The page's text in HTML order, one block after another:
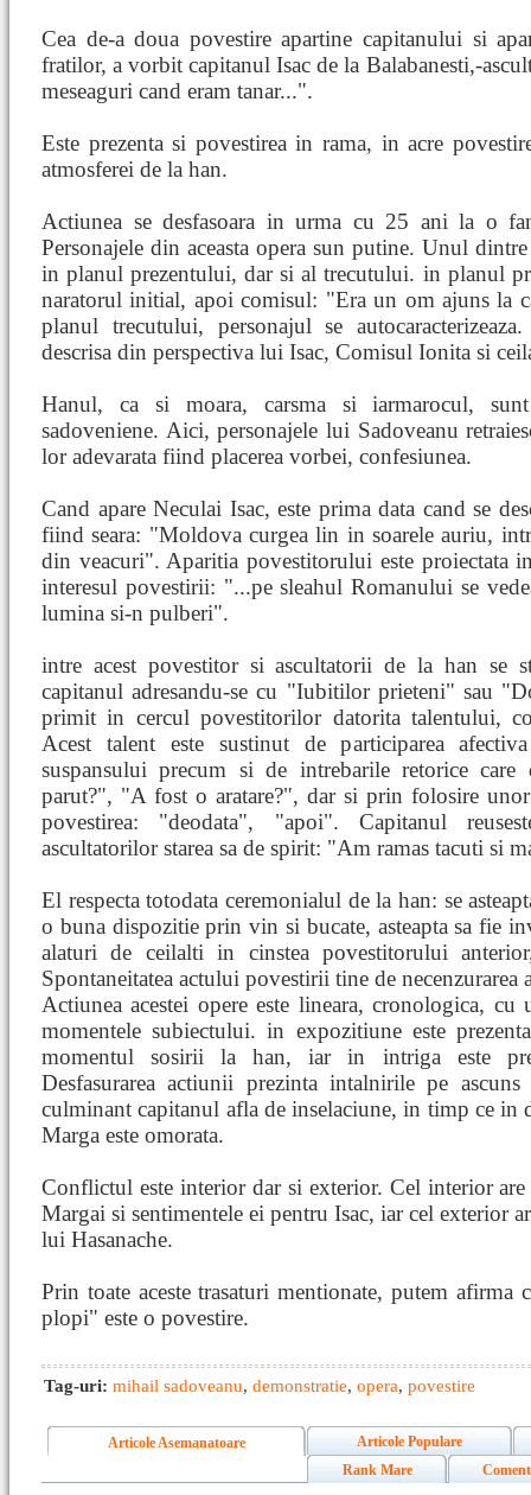
Cea de-a doua povestire apartine capitanului si
fratilor, a vorbit capitanul Isac de la Balabanesti,-
meseaguri cand eram tanar...".
Este prezenta si povestirea in rama, in acre
atmosferei de la han.
Actiunea se desfasoara in urma cu 25 ani la o
Personajele din aceasta opera sun putine. Unul
in planul prezentului, dar si al trecutului. in planul
naratorul initial, apoi comisul: "Era un om ajuns la
planul trecutului, personajul se
descrisa din perspectiva lui Isac, Comisul Ionita si
Hanul, ca si moara, carsma si iarmarocul,
sadoveniene. Aici, personajele lui Sadoveanu
lor adevarata fiind placerea vorbei, confesiunea.
Cand apare Neculai Isac, este prima data cand se
fiind seara: "Moldova curgea lin in soarele auriu,
din veacuri". Aparitia povestitorului este proiectata
interesul povestirii: "...pe sleahul Romanului se
lumina si-n pulberi".
intre acest povestitor si ascultatorii de la han se
capitanul adresandu-se cu "Iubitilor prieteni" sau
primit in cercul povestitorilor datorita talentului,
Acest talent este sustinut de participarea
suspansului precum si de intrebarile retorice care
parut?", "A fost o aratare?", dar si prin folosire
povestirea: "deodata", "apoi". Capitanul
ascultatorilor starea sa de spirit: "Am ramas tacuti si
El respecta totodata ceremonialul de la han: se
o buna dispozitie prin vin si bucate, asteapta sa fie
alaturi de ceilalti in cinstea povestitorului
Spontaneitatea actului povestirii tine de necenzurarea
Actiunea acestei opere este lineara, cronologica,
momentele subiectului. in expozitiune este
momentul sosirii la han, iar in intriga este
Desfasurarea actiunii prezinta intalnirile pe
culminant capitanul afla de inselaciune, in timp ce in
Marga este omorata.
Conflictul este interior dar si exterior. Cel interior
Margai si sentimentele ei pentru Isac, iar cel exterior
lui Hasanache.
Prin toate aceste trasaturi mentionate, putem afirma
plopi" este o povestire.
Tag-uri: mihail sadoveanu, demonstratie, opera, povestire
Articole Asemanatoare
Articole Populare
Rank Mare